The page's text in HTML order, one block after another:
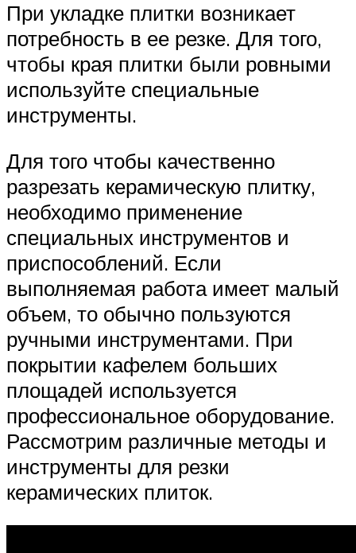
При укладке плитки возникает
потребность в ее резке. Для того,
чтобы края плитки были ровными
используйте специальные
инструменты.
Для того чтобы качественно
разрезать керамическую плитку,
необходимо применение
специальных инструментов и
приспособлений. Если
выполняемая работа имеет малый
объем, то обычно пользуются
ручными инструментами. При
покрытии кафелем больших
площадей используется
профессиональное оборудование.
Рассмотрим различные методы и
инструменты для резки
керамических плиток.